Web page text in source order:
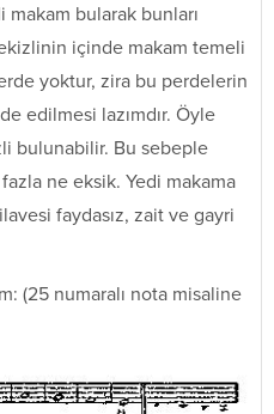
bularak bunları
içinde makam temeli
yoktur, zira bu perdelerin
edilmesi lazımdır. Öyle
bulunabilir. Bu sebeple
ne eksik. Yedi makama
faydasız, zait ve gayri
(25 numaralı nota misaline